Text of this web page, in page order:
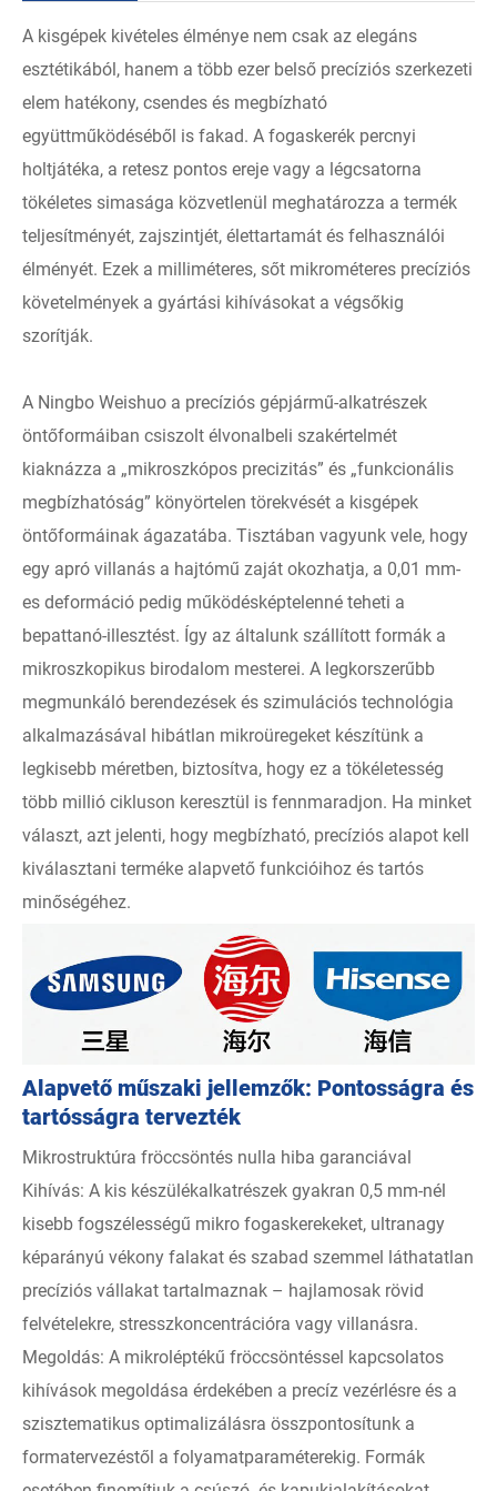
A kisgépek kivételes élménye nem csak az elegáns
esztétikából, hanem a több ezer belső precíziós szerkezeti
elem hatékony, csendes és megbízható
együttműködéséből is fakad. A fogaskerék percnyi
holtjátéka, a retesz pontos ereje vagy a légcsatorna
tökéletes simasága közvetlenül meghatározza a termék
teljesítményét, zajszintjét, élettartamát és felhasználói
élményét. Ezek a milliméteres, sőt mikrométeres precíziós
követelmények a gyártási kihívásokat a végsőkig
szorítják.
A Ningbo Weishuo a precíziós gépjármű-alkatrészek
öntőformáiban csiszolt élvonalbeli szakértelmét
kiaknázza a „mikroszkópos precizitás” és „funkcionális
megbízhatóság” könyörtelen törekvését a kisgépek
öntőformáinak ágazatába. Tisztában vagyunk vele, hogy
egy apró villanás a hajtómű zaját okozhatja, a 0,01 mm-
es deformáció pedig működésképtelenné teheti a
bepattanó-illesztést. Így az általunk szállított formák a
mikroszkopikus birodalom mesterei. A legkorszerűbb
megmunkáló berendezések és szimulációs technológia
alkalmazásával hibátlan mikroüregeket készítünk a
legkisebb méretben, biztosítva, hogy ez a tökéletesség
több millió cikluson keresztül is fennmaradjon. Ha minket
választ, azt jelenti, hogy megbízható, precíziós alapot kell
kiválasztani terméke alapvető funkcióihoz és tartós
minőségéhez.
Alapvető műszaki jellemzők: Pontosságra és
tartósságra tervezték
Mikrostruktúra fröccsöntés nulla hiba garanciával
Kihívás: A kis készülékalkatrészek gyakran 0,5 mm-nél
kisebb fogszélességű mikro fogaskerekeket, ultranagy
képarányú vékony falakat és szabad szemmel láthatatlan
precíziós vállakat tartalmaznak – hajlamosak rövid
felvételekre, stresszkoncentrációra vagy villanásra.
Megoldás: A mikroléptékű fröccsöntéssel kapcsolatos
kihívások megoldása érdekében a precíz vezérlésre és a
szisztematikus optimalizálásra összpontosítunk a
formatervezéstől a folyamatparaméterekig. Formák